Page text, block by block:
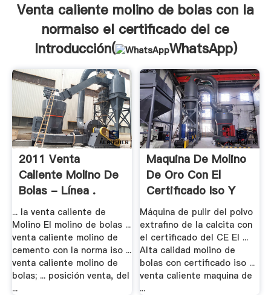
Venta caliente molino de bolas con la
normaiso el certificado del ce
Introducción(
WhatsApp)
2011 Venta
Caliente Molino De
Bolas - Línea .
... la venta caliente de
Molino El molino de bolas ...
venta caliente molino de
cemento con la norma iso ...
venta caliente molino de
bolas; ... posición venta, del
...
Maquina De Molino
De Oro Con El
Certificado Iso Y
Ce
Máquina de pulir del polvo
extrafino de la calcita con
el certificado del CE El ...
Alta calidad molino de
bolas con certificado iso ...
venta caliente maquina de
...